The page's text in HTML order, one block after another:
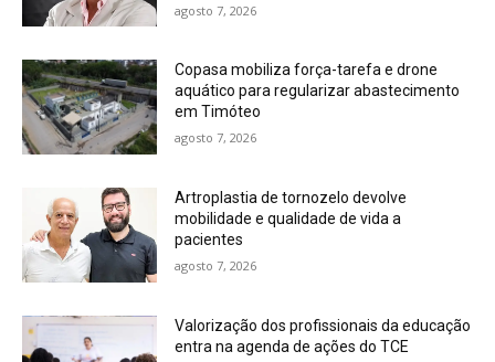
agosto 7, 2026
Copasa mobiliza força-tarefa e drone
aquático para regularizar abastecimento
em Timóteo
agosto 7, 2026
Artroplastia de tornozelo devolve
mobilidade e qualidade de vida a
pacientes
agosto 7, 2026
Valorização dos profissionais da educação
entra na agenda de ações do TCE